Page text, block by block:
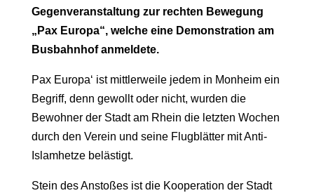
Gegenveranstaltung zur rechten Bewegung
„Pax Europa“, welche eine Demonstration am
Busbahnhof anmeldete.
Pax Europa‘ ist mittlerweile jedem in Monheim ein
Begriff, denn gewollt oder nicht, wurden die
Bewohner der Stadt am Rhein die letzten Wochen
durch den Verein und seine Flugblätter mit Anti-
Islamhetze belästigt.
Stein des Anstoßes ist die Kooperation der Stadt